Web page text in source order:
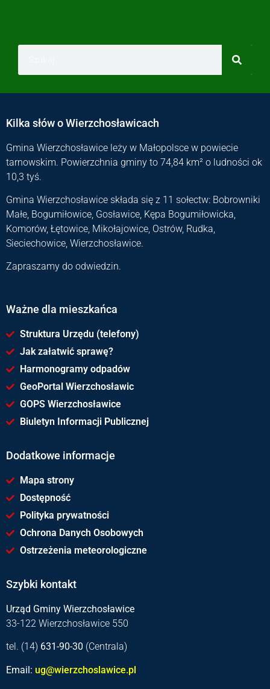
Kilka słów o Wierzchosławicach
Gmina Wierzchosławice leży w Małopolsce w powiecie
tarnowskim. Powierzchnia gminy to 74,84 km² o ludności ok
10,3 tyś.
Gmina Wierzchosławice składa się z 11 sołectw: Bobrowniki
Małe, Bogumiłowice, Gosławice, Kępa Bogumiłowicka,
Komorów, Łętowice, Mikołajowice, Ostrów, Rudka,
Sieciechowice, Wierzchosławice.
Zapraszamy do odwiedzin.
Ważne dla mieszkańca
Struktura Urzędu (telefony)
Jak załatwić sprawę?
Harmonogramy odpadów
GeoPortal Wierzchosławic
GOPS Wierzchosławice
Biuletyn Informacji Publicznej
Dodatkowe informacje
Mapa strony
Dostępność
Polityka prywatności
Ochrona Danych Osobowych
Ostrzeżenia meteorologiczne
Szybki kontakt
Urząd Gminy Wierzchosławice
33-122 Wierzchosławice 550
tel. (14) 631-90-30 (Centrala)
Email: ug@wierzchoslawice.pl